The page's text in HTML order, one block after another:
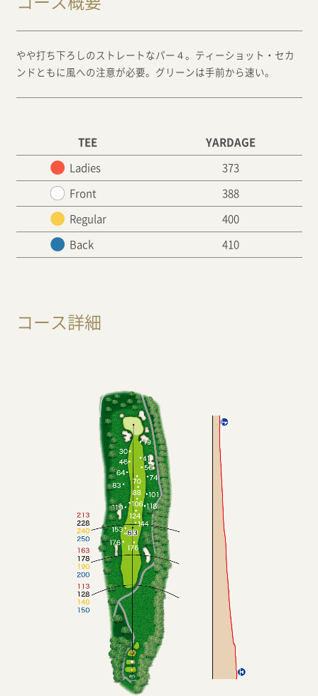
やや打ち下ろしのストレートなパー４。ティーショット・セカ
ンドともに風への注意が必要。グリーンは手前から速い。
TEE YARDAGE
Ladies 373
Front 388
Regular 400
Back 410
コース詳細